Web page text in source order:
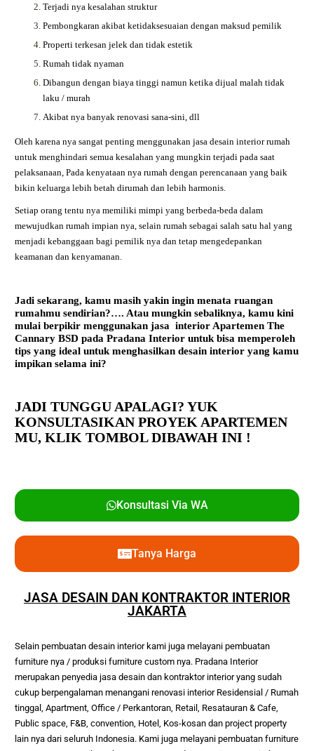
Terjadi nya kesalahan struktur
Pembongkaran akibat ketidaksesuaian dengan maksud pemilik
Properti terkesan jelek dan tidak estetik
Rumah tidak nyaman
Dibangun dengan biaya tinggi namun ketika dijual malah tidak
laku / murah
Akibat nya banyak renovasi sana-sini, dll
Oleh karena nya sangat penting menggunakan jasa desain interior rumah
untuk menghindari semua kesalahan yang mungkin terjadi pada saat
pelaksanaan, Pada kenyataan nya rumah dengan perencanaan yang baik
bikin keluarga lebih betah dirumah dan lebih harmonis.
Setiap orang tentu nya memiliki mimpi yang berbeda-beda dalam
mewujudkan rumah impian nya, selain rumah sebagai salah satu hal yang
menjadi kebanggaan bagi pemilik nya dan tetap mengedepankan
keamanan dan kenyamanan.
Jadi sekarang, kamu masih yakin ingin menata ruangan
rumahmu sendirian?…. Atau mungkin sebaliknya, kamu kini
mulai berpikir menggunakan jasa interior Apartemen The
Cannary BSD pada Pradana Interior untuk bisa memperoleh
tips yang ideal untuk menghasilkan desain interior yang kamu
impikan selama ini?
JADI TUNGGU APALAGI? YUK
KONSULTASIKAN PROYEK APARTEMEN
MU,KLIK TOMBOL DIBAWAH INI !
Konsultasi Via WA
Tanya Harga
JASA DESAIN DAN KONTRAKTOR INTERIOR
JAKARTA
Selain pembuatan desain interior kami juga melayani pembuatan
furniture nya / produksi furniture custom nya. Pradana Interior
merupakan penyedia jasa desain dan kontraktor interior yang sudah
cukup berpengalaman menangani renovasi interior Residensial / Rumah
tinggal, Apartment, Office / Perkantoran, Retail, Resatauran & Cafe,
Public space, F&B, convention, Hotel, Kos-kosan dan project property
lain nya dari seluruh Indonesia. Kami juga melayani pembuatan furniture